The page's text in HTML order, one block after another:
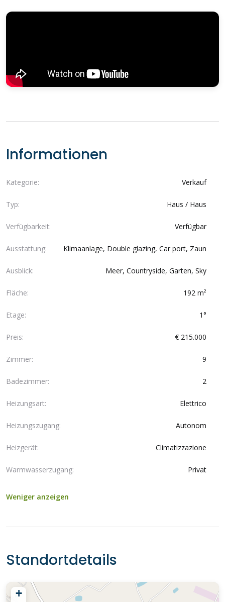
Informationen
Kategorie: Verkauf
Typ: Haus / Haus
Verfügbarkeit: Verfügbar
Ausstattung: Klimaanlage, Double glazing, Car port, Zaun
Ausblick: Meer, Countryside, Garten, Sky
Fläche: 192 m²
Etage: 1°
Preis: € 215.000
Zimmer: 9
Badezimmer: 2
Heizungsart: Elettrico
Heizungszugang: Autonom
Heizgerät: Climatizzazione
Warmwasserzugang: Privat
Weniger anzeigen
Standortdetails
+